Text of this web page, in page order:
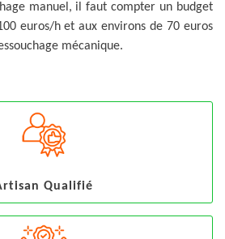
manuel, il faut compter un budget
euros/h et aux environs de 70 euros
mécanique.
Qualifié